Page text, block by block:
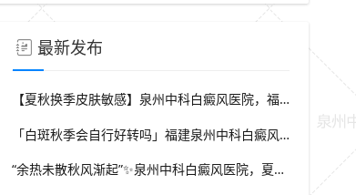
最新发布
【夏秋换季皮肤敏感】泉州中科白癜风医院，福建本地白斑朋友，做好日常护理很关键
「白斑秋季会自行好转吗」福建泉州中科白癜风医院，提醒广大患者切勿抱有侥幸心理
“余热未散秋风渐起”✨泉州中科白癜风医院，夏秋交替，白癜风患者饮食要多留心